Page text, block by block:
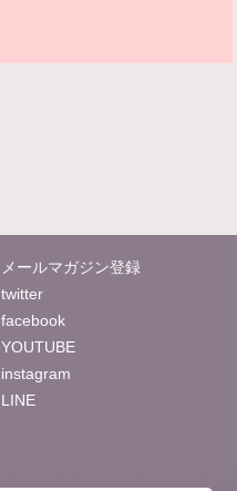
メールマガジン登録
twitter
facebook
YOUTUBE
instagram
LINE